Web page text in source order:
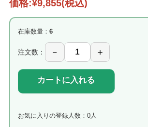
価格:¥9,855(税込)
在庫数量： 6
注文数：
カートに入れる
お気に入りの登録人数：0人